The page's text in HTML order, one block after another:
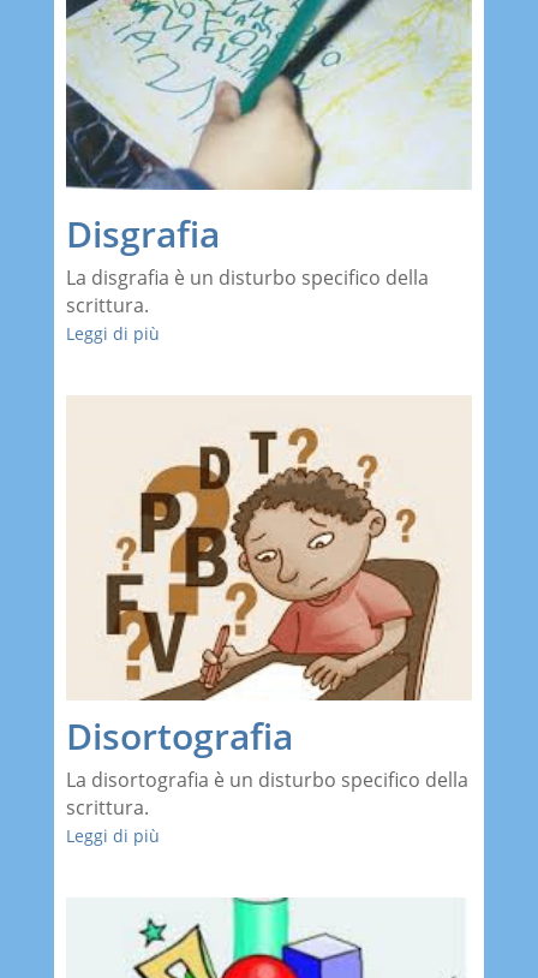
Disgrafia
La disgrafia è un disturbo specifico della
scrittura.
Leggi di più
Disortografia
La disortografia è un disturbo specifico della
scrittura.
Leggi di più